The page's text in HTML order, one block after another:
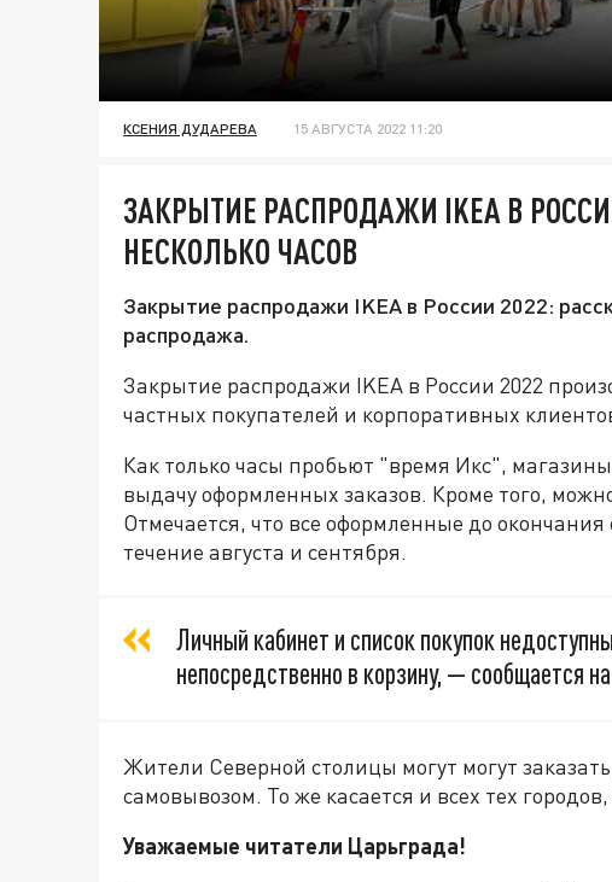
КСЕНИЯ ДУДАРЕВА 15 АВГУСТА 2022 11:20
ЗАКРЫТИЕ РАСПРОДАЖИ IKEA В
НЕСКОЛЬКО ЧАСОВ
Закрытие распродажи IKEA в России 2022:
распродажа.
Закрытие распродажи IKEA в России 2022
частных покупателей и корпоративных
Как только часы пробьют "время Икс",
выдачу оформленных заказов. Кроме того,
Отмечается, что все оформленные до
течение августа и сентября.
Личный кабинет и список покупок
непосредственно в корзину, — сообщается
Жители Северной столицы могут могут
самовывозом. То же касается и всех тех
Уважаемые читатели Царьграда!